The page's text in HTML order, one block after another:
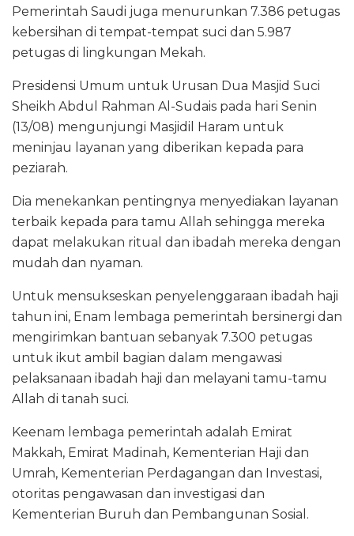
Pemerintah Saudi juga menurunkan 7.386 petugas
kebersihan di tempat-tempat suci dan 5.987
petugas di lingkungan Mekah.
Presidensi Umum untuk Urusan Dua Masjid Suci
Sheikh Abdul Rahman Al-Sudais pada hari Senin
(13/08) mengunjungi Masjidil Haram untuk
meninjau layanan yang diberikan kepada para
peziarah.
Dia menekankan pentingnya menyediakan layanan
terbaik kepada para tamu Allah sehingga mereka
dapat melakukan ritual dan ibadah mereka dengan
mudah dan nyaman.
Untuk mensukseskan penyelenggaraan ibadah haji
tahun ini, Enam lembaga pemerintah bersinergi dan
mengirimkan bantuan sebanyak 7.300 petugas
untuk ikut ambil bagian dalam mengawasi
pelaksanaan ibadah haji dan melayani tamu-tamu
Allah di tanah suci.
Keenam lembaga pemerintah adalah Emirat
Makkah, Emirat Madinah, Kementerian Haji dan
Umrah, Kementerian Perdagangan dan Investasi,
otoritas pengawasan dan investigasi dan
Kementerian Buruh dan Pembangunan Sosial.